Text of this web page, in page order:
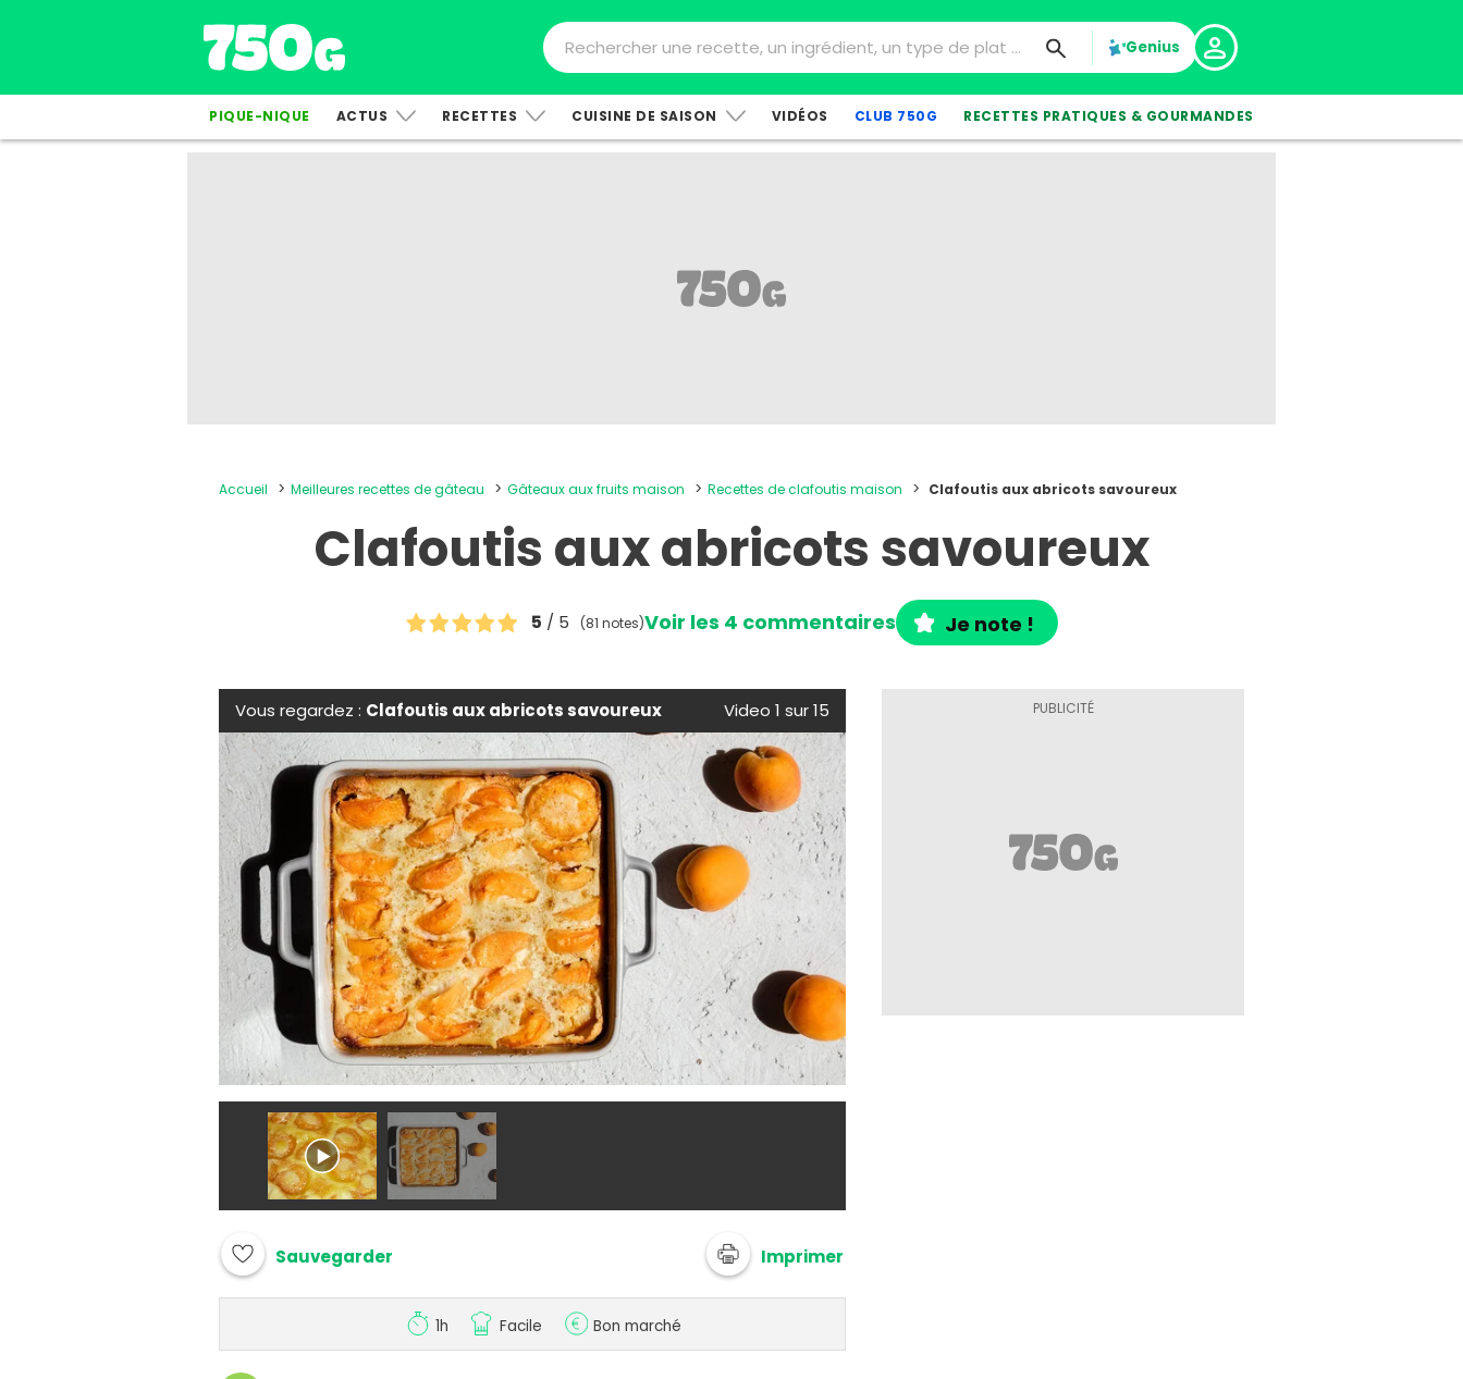
Genius
PIQUE-NIQUE ACTUS RECETTES CUISINE DE SAISON VIDÉOS CLUB 750G RECETTES PRATIQUES & GOURMANDES
Accueil Meilleures recettes de gâteau Gâteaux aux fruits maison Recettes de clafoutis maison Clafoutis aux abricots savoureux
Clafoutis aux abricots savoureux
5 / 5 (81 notes)Voir les 4 commentaires Je note !
Vous regardez : Clafoutis aux abricots savoureux Video 1 sur 15
Sauvegarder Imprimer
1h Facile Bon marché